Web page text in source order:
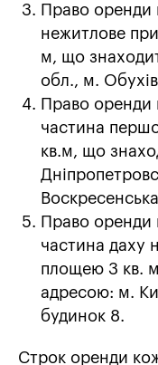
Право оренди
нежитлове
м, що
обл., м.
Право оренди
частина
кв.м, що
Право оренди
частина даху
площею 3 кв.
адресою: м.
будинок 8.
Строк оренди